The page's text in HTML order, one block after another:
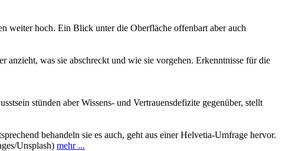
weiter hoch. Ein Blick unter die Oberfläche offenbart aber auch
was sie abschreckt und wie sie vorgehen. Erkenntnisse für die
stünden aber Wissens- und Vertrauensdefizite gegenüber, stellt
behandeln sie es auch, geht aus einer Helvetia-Umfrage hervor.
Unsplash) mehr ...